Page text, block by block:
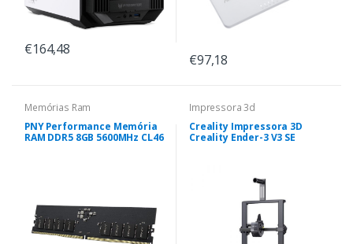
€164,48
€97,18
Memórias Ram
PNY Performance Memória
RAM DDR5 8GB 5600MHz CL46
Impressora 3d
Creality Impressora 3D
Creality Ender-3 V3 SE